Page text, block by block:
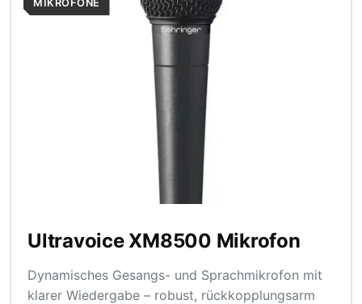
MIKROFONE
Ultravoice XM8500 Mikrofon
Dynamisches Gesangs- und Sprachmikrofon mit
klarer Wiedergabe – robust, rückkopplungsarm